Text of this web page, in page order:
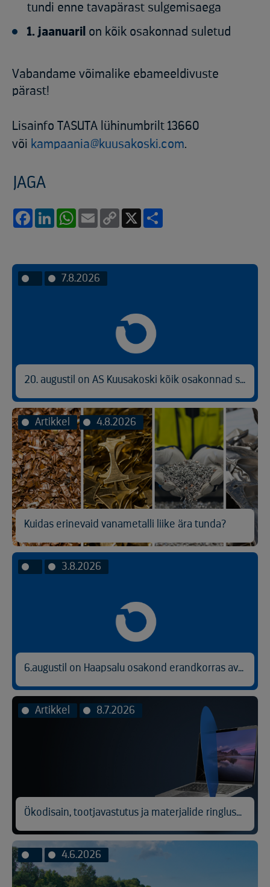
tundi enne tavapärast sulgemisaega
1. jaanuaril on kõik osakonnad suletud
Vabandame võimalike ebameeldivuste
pärast!
Lisainfo TASUTA lühinumbrilt 13660
või kampaania@kuusakoski.com.
JAGA
FacebookLinkedInWhatsApp
Email
Copy
7.8.2026
20. augustil on AS Kuusakoski kõik osakonnad suletud
Artikkel 4.8.2026
Kuidas erinevaid vanametalli liike ära tunda?
3.8.2026
6.augustil on Haapsalu osakond erandkorras avatud kl 9.00-14.30.
Artikkel 8.7.2026
4.6.2026